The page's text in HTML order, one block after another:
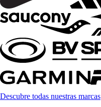
Descubre todas nuestras marcas